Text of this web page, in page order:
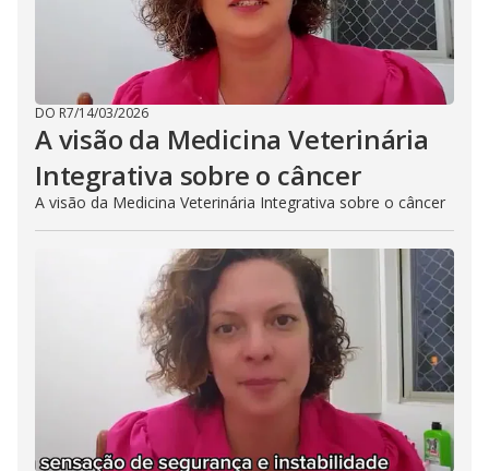
DO R7/14/03/2026
A visão da Medicina Veterinária
Integrativa sobre o câncer
A visão da Medicina Veterinária Integrativa sobre o câncer